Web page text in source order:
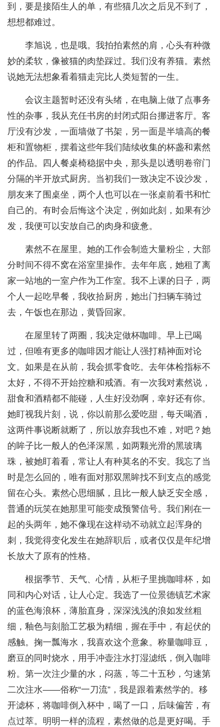
到，要是接陌生人的单，有些猫几次之后见不到了，
想想都难过。
李旭说，也是哦。我拍拍素然的肩，心头有种微
妙的柔软，像被猫的肉垫踩过。我们没有养猫。素然
说她无法想象看着猫走完比人类短暂的一生。
会议主题暂时还没有头绪，在电脑上做了点事务
性的杂事，我从充任书房的封闭式阳台挪进客厅。客
厅没有沙发，一面墙做了书架，另一面是半墙高的餐
柜和置物柜，摆着这些年我们陆续收集的杯盏和素然
的作品。四人餐桌椅稳据中央，那头是以透明卷帘门
分隔的半开放式厨房。当初我们一致决定不设沙发，
朋友来了围桌坐，两个人也可以在一张桌前看书和忙
自己的。有时会后悔这个决定，例如此刻，如果有沙
发，我便可以安放自己的肉身和疲惫。
素然不在屋里。她的工作会制造大量粉尘，大部
分时间不得不窝在浴室里操作。去年年底，她租了离
家一站地的一室户作为工作室。我不上课的日子，两
个人一起吃早餐，我收拾厨房，她出门扫辆车骑过
去，午饭也在那边，黄昏回家。
在屋里转了两圈，我决定做杯咖啡。早上已喝
过，但唯有更多的咖啡因才能让人强打精神面对论
文。如果是在从前，我会抓零食吃。去年体检指标不
太好，不得不开始控糖和戒酒。有一次我对素然说，
甜食和酒精都不能碰，人生好没劲啊，幸好还有你。
她盯视我片刻，说，你以前那么爱吃甜，每天喝酒，
这两件事说断就断了，所以放弃我也不难，对吧？她
的眸子比一般人的色泽深黑，如两颗光滑的黑玻璃
珠，被她盯着看，常让人有种莫名的不安。我忘了当
时是怎么回的，唯有面对那双黑眸找不到支点的感觉
留在心头。素然心思细腻，且比一般人缺乏安全感，
普通的玩笑在她那里可能变成预警信号。我们刚在一
起的头两年，她不像现在这样动不动就立起浑身的
刺，我觉得变化发生在她辞职后，或者仅仅是年纪增
长放大了原有的性格。
根据季节、天气、心情，从柜子里挑咖啡杯，如
同和内心对话，让人心定。我选了一位景德镇艺术家
的蓝色海浪杯，薄胎直身，深深浅浅的浪如发丝粗
细，釉色与刻胎工艺极为精细，握在手中，有起伏的
感触。掬一瓢海水，我喜欢这个意象。称量咖啡豆，
磨豆的同时烧水，用手冲壶注水打湿滤纸，倒入咖啡
粉。第一次注少量的水，闷蒸，等二十五秒，匀速第
二次注水——俗称“一刀流”，我是跟着素然学的。移
开滤杯，将咖啡倒入杯中，喝了一口，后味偏苦，有
点过萃。明明一样的流程，素然做的总是更好喝。手